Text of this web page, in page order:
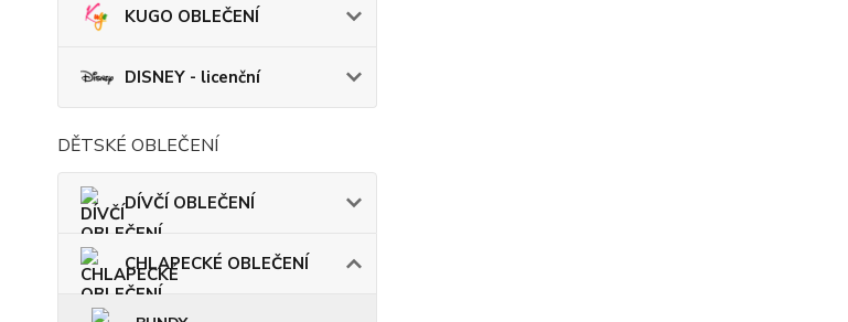
KUGO OBLEČENÍ
DISNEY - licenční
DĚTSKÉ OBLEČENÍ
DÍVČÍ OBLEČENÍ
CHLAPECKÉ OBLEČENÍ